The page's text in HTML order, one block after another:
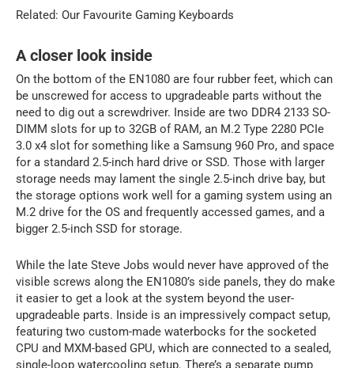
Related: Our Favourite Gaming Keyboards
A closer look inside
On the bottom of the EN1080 are four rubber feet, which can
be unscrewed for access to upgradeable parts without the
need to dig out a screwdriver. Inside are two DDR4 2133 SO-
DIMM slots for up to 32GB of RAM, an M.2 Type 2280 PCIe
3.0 x4 slot for something like a Samsung 960 Pro, and space
for a standard 2.5-inch hard drive or SSD. Those with larger
storage needs may lament the single 2.5-inch drive bay, but
the storage options work well for a gaming system using an
M.2 drive for the OS and frequently accessed games, and a
bigger 2.5-inch SSD for storage.
While the late Steve Jobs would never have approved of the
visible screws along the EN1080’s side panels, they do make
it easier to get a look at the system beyond the user-
upgradeable parts. Inside is an impressively compact setup,
featuring two custom-made waterbocks for the socketed
CPU and MXM-based GPU, which are connected to a sealed,
single-loop watercooling setup. There’s a separate pump